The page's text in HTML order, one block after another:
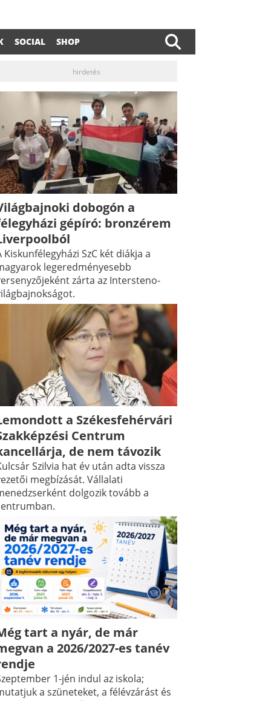
SOCIAL SHOP
hirdetés
dobogón a
gépíró: bronzérem
Kiskunfélegyházi SzC két diákja a
legeredményesebb
zárta az Intersteno-
a Székesfehérvári
Centrum
de nem távozik
Szilvia hat év után adta vissza
megbízását. Vállalati
dolgozik tovább a
tart a nyár, de már
a 2026/2027-es tanév
1-jén indul az iskola;
a szüneteket, a félévzárást és